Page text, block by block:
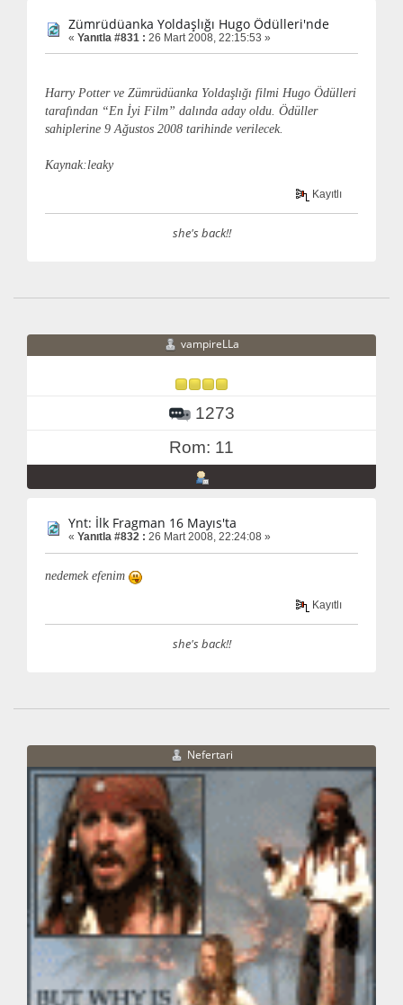
Zümrüdüanka Yoldaşlığı Hugo Ödülleri'nde
« Yanıtla #831 : 26 Mart 2008, 22:15:53 »
Harry Potter ve Zümrüdüanka Yoldaşlığı filmi Hugo Ödülleri
tarafından “En İyi Film” dalında aday oldu. Ödüller
sahiplerine 9 Ağustos 2008 tarihinde verilecek.
Kaynak:leaky
Kayıtlı
she's back!!
vampireLLa
1273
Rom: 11
Ynt: İlk Fragman 16 Mayıs'ta
« Yanıtla #832 : 26 Mart 2008, 22:24:08 »
nedemek efenim
Kayıtlı
she's back!!
Nefertari